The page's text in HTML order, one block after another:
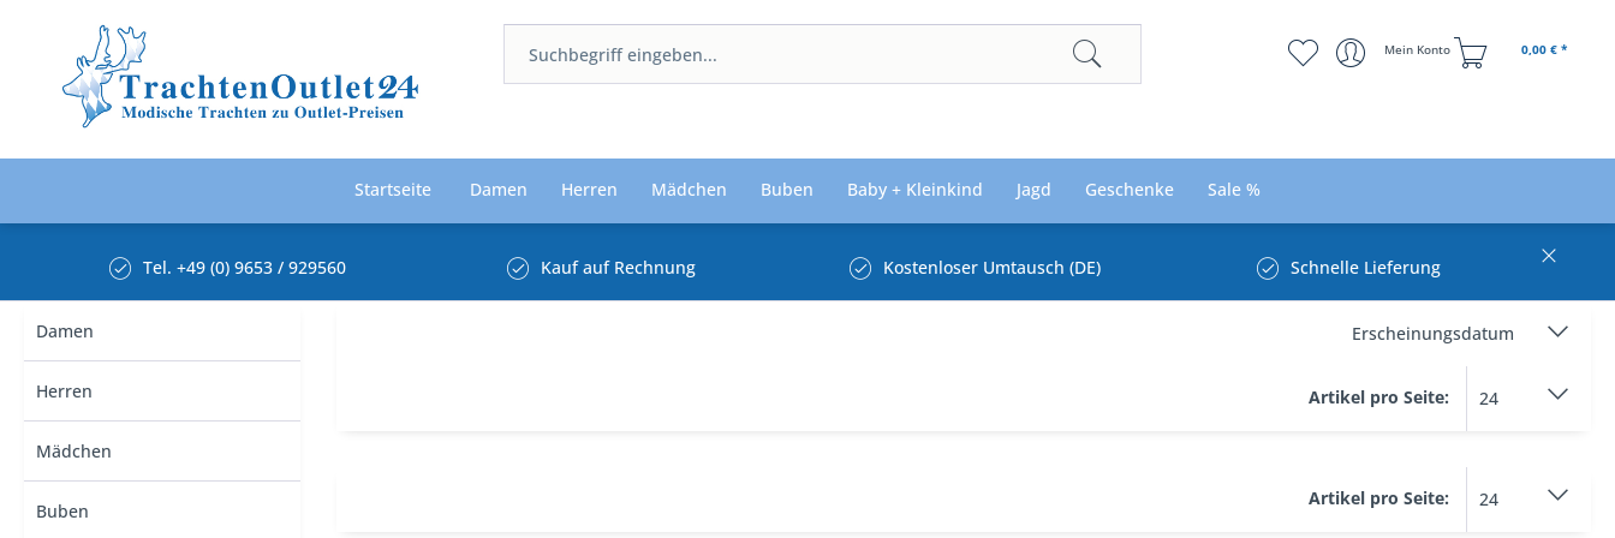
Mein Konto 0,00 € *
Startseite Damen Herren Mädchen Buben Baby + Kleinkind Jagd Geschenke Sale %
Tel. +49 (0) 9653 / 929560 Kauf auf Rechnung Kostenloser Umtausch (DE) Schnelle Lieferung
Damen
Herren
Mädchen
Buben
Artikel pro Seite:
Artikel pro Seite: